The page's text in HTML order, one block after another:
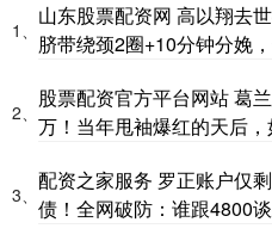
1、
山东股票配资网 高以翔去
脐带绕颈2圈+10分钟分娩
2、
股票配资官方平台网站 葛
万！当年甩袖爆红的天后
3、
配资之家服务 罗正账户仅
债！全网破防：谁跟4800